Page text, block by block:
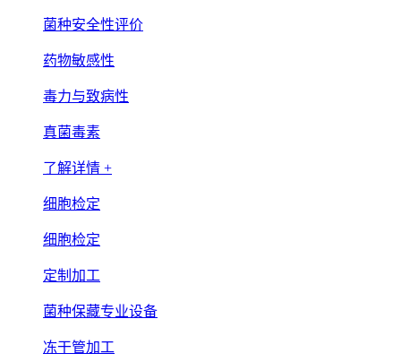
菌种安全性评价
药物敏感性
毒力与致病性
真菌毒素
了解详情 +
细胞检定
细胞检定
定制加工
菌种保藏专业设备
冻干管加工